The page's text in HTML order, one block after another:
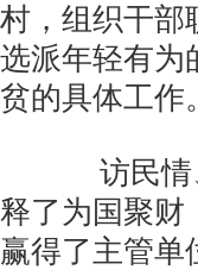
村，组织干部
选派年轻有为
贫的具体工作。
访民情、
释了为国聚财
赢得了主管单